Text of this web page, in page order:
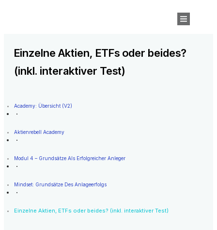
Einzelne Aktien, ETFs oder beides?
(inkl. interaktiver Test)
Academy: Übersicht (v2)
Aktienrebell Academy
Modul 4 – Grundsätze Als Erfolgreicher Anleger
Mindset: Grundsätze Des Anlageerfolgs
Einzelne Aktien, ETFs oder beides? (inkl. interaktiver Test)